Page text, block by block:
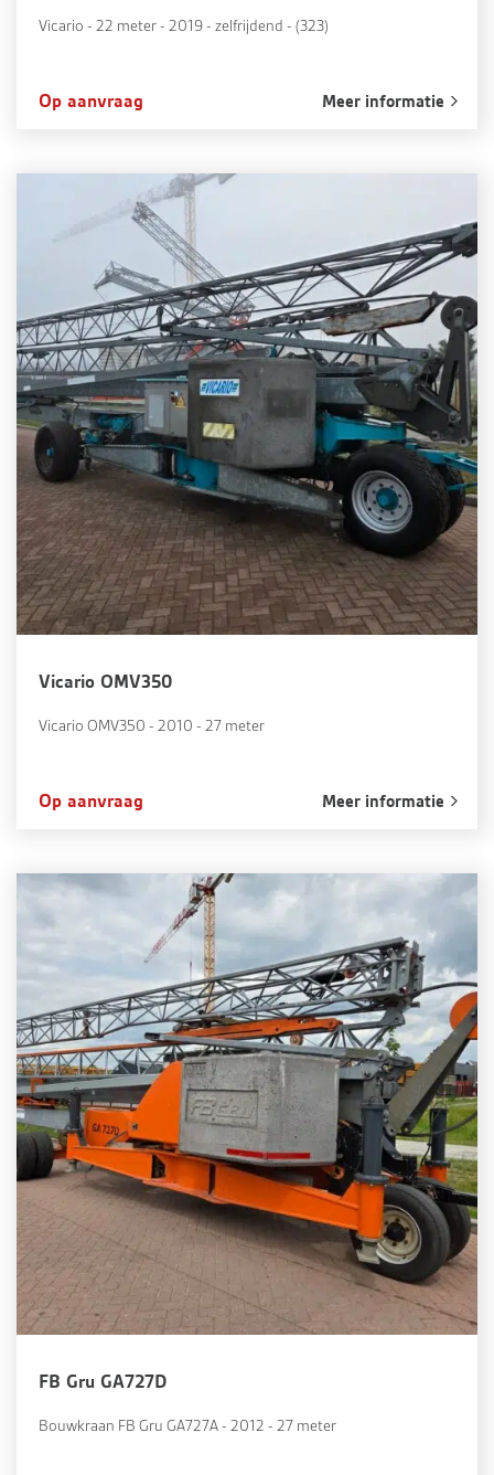
Vicario - 22 meter - 2019 - zelfrijdend - (323)
Op aanvraag Meer informatie
Vicario OMV350
Vicario OMV350 - 2010 - 27 meter
Op aanvraag Meer informatie
FB Gru GA727D
Bouwkraan FB Gru GA727A - 2012 - 27 meter